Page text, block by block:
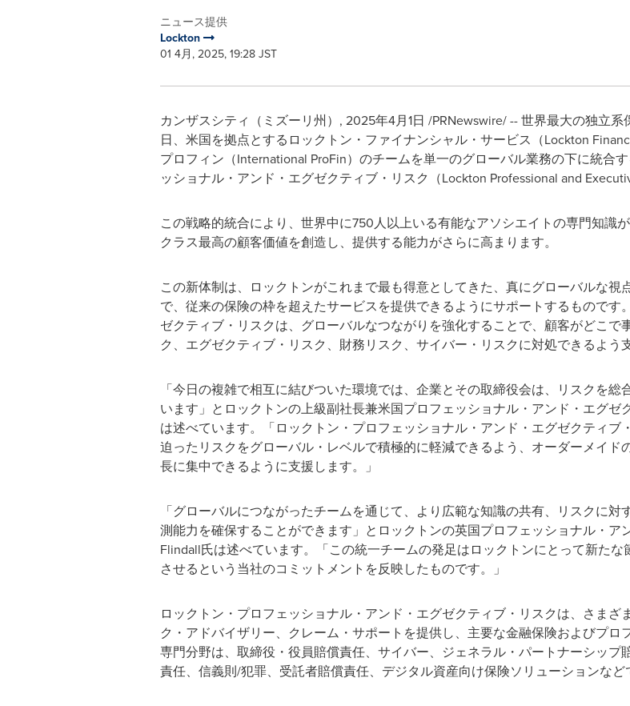
ニュース提供
Lockton
01 4月, 2025, 19:28 JST
カンザスシティ（ミズーリ州） , 2025年4月1日 /PRNewswire/ -- 世界最大の独立
日、米国を拠点とするロックトン・ファイナンシャル・サービス（Lockton
プロフィン（International ProFin）のチームを単一のグローバル業務の下に統合
ッショナル・アンド・エグゼクティブ・リスク（Lockton Professional and
この戦略的統合により、世界中に750人以上いる有能なアソシエイトの専門知識
クラス最高の顧客価値を創造し、提供する能力がさらに高まります。
この新体制は、ロックトンがこれまで最も得意としてきた、真にグローバルな
で、従来の保険の枠を超えたサービスを提供できるようにサポートするもので
ゼクティブ・リスクは、グローバルなつながりを強化することで、顧客がどこ
ク、エグゼクティブ・リスク、財務リスク、サイバー・リスクに対処できるよう
「今日の複雑で相互に結びついた環境では、企業とその取締役会は、リスクを
います」とロックトンの上級副社長兼米国プロフェッショナル・アンド・エグ
は述べています。「ロックトン・プロフェッショナル・アンド・エグゼクティ
迫ったリスクをグローバル・レベルで積極的に軽減できるよう、オーダーメイ
長に集中できるように支援します。」
「グローバルにつながったチームを通じて、より広範な知識の共有、リスクに
測能力を確保することができます」とロックトンの英国プロフェッショナル・
Flindall氏は述べています。「この統一チームの発足はロックトンにとって新た
させるという当社のコミットメントを反映したものです。」
ロックトン・プロフェッショナル・アンド・エグゼクティブ・リスクは、さま
ク・アドバイザリー、クレーム・サポートを提供し、主要な金融保険およびプロ
専門分野は、取締役・役員賠償責任、サイバー、ジェネラル・パートナーシッ
責任、信義則/犯罪、受託者賠償責任、デジタル資産向け保険ソリューションなど